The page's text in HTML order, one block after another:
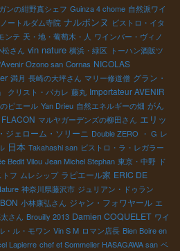
ンの紺野真シェフ Guinza 4 chome 自然派ワイ
ートルダム寺院 ナルボンヌ ビストロ・イタ
ンテ 天・地・葡萄木・人 ワインバー・ヴィノ
松さん vin nature 横浜・緑区 トーハン酒販ツ
Ozono san Cornas NICOLAS
満月 長崎の大坪さん マリー修道僧 グラン・
クリスト・パカレ 藤丸 Importateur AVENIR
ピエール Yan Drieu 自然エネルギーの畑 がん
マルヤガーデンズの柳田さん エリッ
ジェローム・ソリーニ Double ZERO ・ G レ
日本 Takahashi san ビストロ・ラ・レガラー
Bedit Vilou Jean Michel Stephan 東京・中野 ド
フ ムレシップ ラピエール家 ERIC DE
神奈川県藤沢市 ジュリアン・ドゥラン
小林康弘さん ジャン・フォワヤール エ
さん Brouilly 2013 Damien COQUELET ワイ
・ル・モワン Vin S M ロマン店長 Bien Boire en
Lapierre chef et Sommelier HASAGAWA san ベ